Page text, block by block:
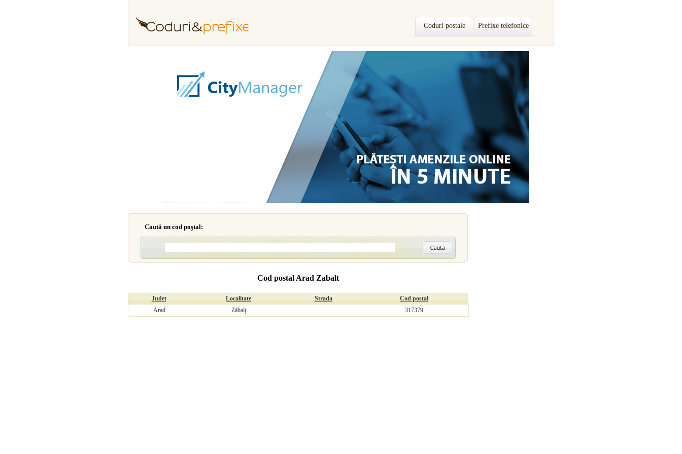
Coduri postale Prefixe telefonice
Caută un cod poştal:
Cod postal Arad Zabalt
Judet Localitate Strada
Cod postal
Arad
Zăbalţ 317379